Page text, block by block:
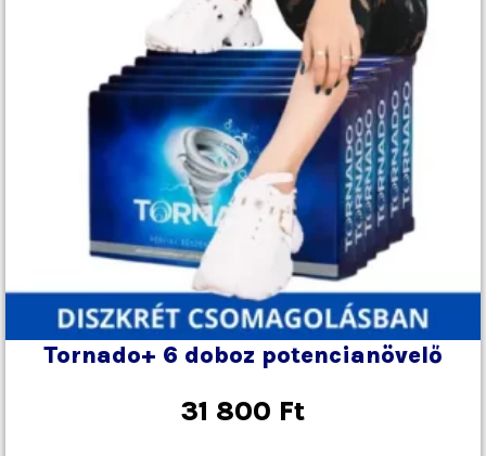
Tornado+ 6 doboz potencianövelő
31 800 Ft